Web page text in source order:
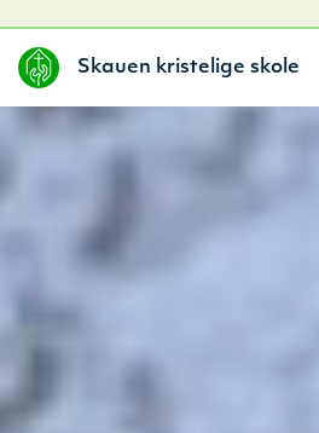
Skauen kristelige skole